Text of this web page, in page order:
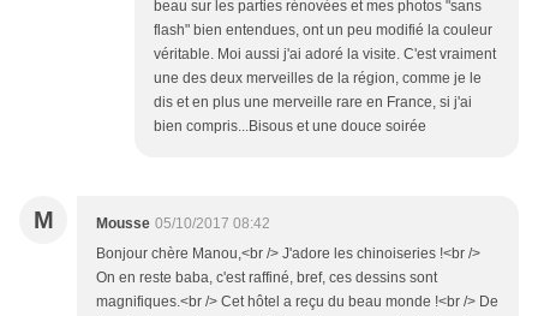
beau sur les parties rénovées et mes photos "sans
flash" bien entendues, ont un peu modifié la couleur
véritable. Moi aussi j'ai adoré la visite. C'est vraiment
une des deux merveilles de la région, comme je le
dis et en plus une merveille rare en France, si j'ai
bien compris...Bisous et une douce soirée
M Mousse 05/10/2017 08:42
Bonjour chère Manou,<br /> J'adore les chinoiseries !<br />
On en reste baba, c'est raffiné, bref, ces dessins sont
magnifiques.<br /> Cet hôtel a reçu du beau monde !<br /> De